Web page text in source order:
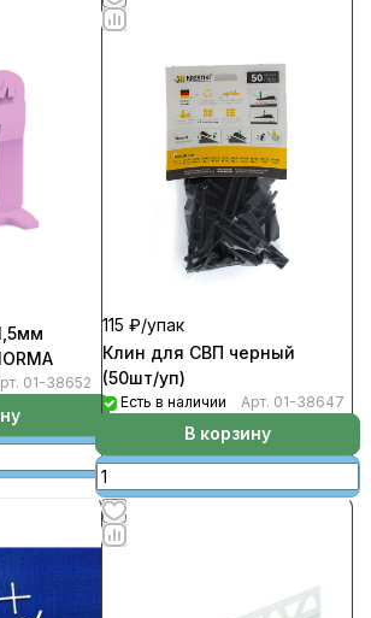
01-38652
115 ₽/упак
Клин для СВП черный
(50шт/уп)
Есть в наличии Арт. 01-38647
В корзину